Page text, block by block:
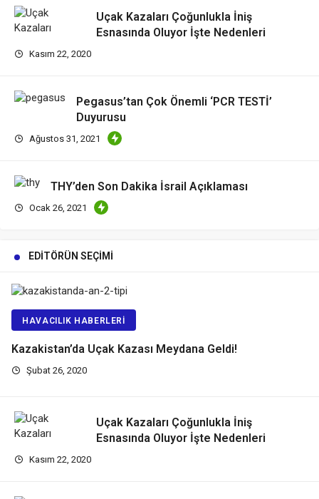
Uçak Kazaları Çoğunlukla İniş
Esnasında Oluyor İşte Nedenleri
Kasım 22, 2020
Pegasus’tan Çok Önemli ‘PCR TESTİ’
Duyurusu
Ağustos 31, 2021
THY’den Son Dakika İsrail Açıklaması
Ocak 26, 2021
EDITÖRÜN SEÇIMI
HAVACILIK HABERLERI
Kazakistan’da Uçak Kazası Meydana Geldi!
Şubat 26, 2020
Uçak Kazaları Çoğunlukla İniş
Esnasında Oluyor İşte Nedenleri
Kasım 22, 2020